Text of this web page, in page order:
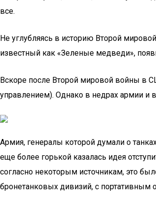
все.
Не углубляясь в историю Второй
известный как «Зеленые медведи»,
Вскоре после Второй мировой войны в
управлением). Однако в недрах армии и
Армия, генералы которой думали о
еще более горькой казалась идея
согласно некоторым источникам, это
бронетанковых дивизий, с портативным